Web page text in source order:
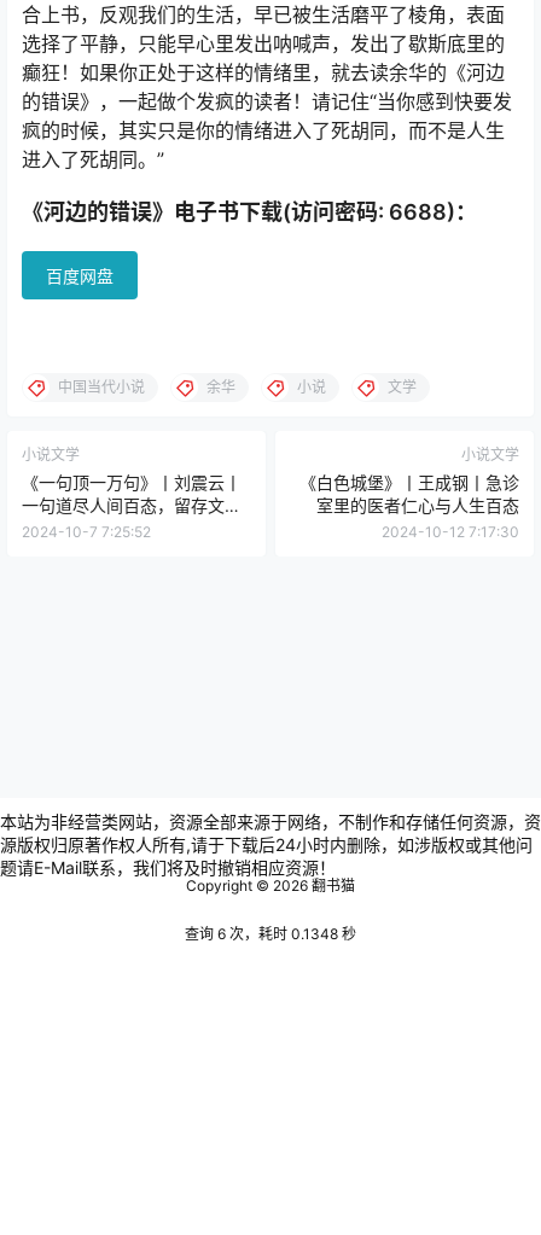
合上书，反观我们的生活，早已被生活磨平了棱角，表面
选择了平静，只能早心里发出呐喊声，发出了歇斯底里的
癫狂！如果你正处于这样的情绪里，就去读余华的《河边
的错误》，一起做个发疯的读者！请记住“当你感到快要发
疯的时候，其实只是你的情绪进入了死胡同，而不是人生
进入了死胡同。”
《河边的错误》电子书下载(访问密码: 6688)：
百度网盘
中国当代小说 余华 小说 文学
小说文学
《一句顶一万句》丨刘震云丨
一句道尽人间百态，留存文学
史的当代经典
2024-10-7 7:25:52
小说文学
《白色城堡》丨王成钢丨急诊
室里的医者仁心与人生百态
2024-10-12 7:17:30
本站为非经营类网站，资源全部来源于网络，不制作和存储任何资源，资
源版权归原著作权人所有,请于下载后24小时内删除，如涉版权或其他问
题请E-Mail联系，我们将及时撤销相应资源！
Copyright © 2026 翻书猫
查询 6 次，耗时 0.1348 秒